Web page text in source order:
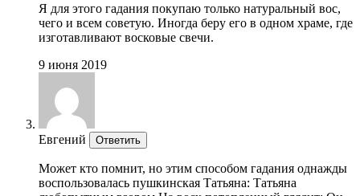
Я для этого гадания покупаю только натуральный вос,
чего и всем советую. Иногда беру его в одном храме, где
изготавливают восковые свечи.
9 июня 2019
Евгений Ответить
Может кто помнит, но этим способом гадания однажды
воспользовалась пушкинская Татьяна: Татьяна